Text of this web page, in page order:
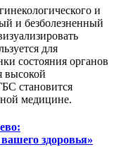
и
и безболезненный
для
состояния органов
высокой
становится
медицине.
здоровья»